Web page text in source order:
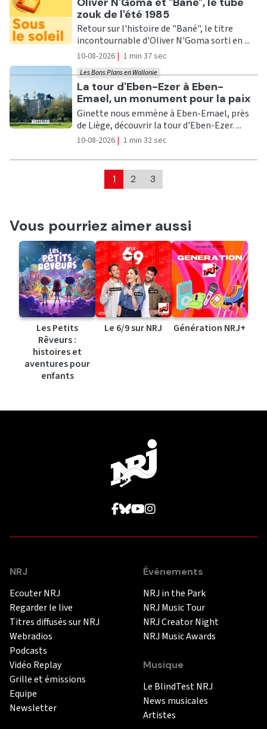
zouk de l'été 1985
Retour sur l'histoire de "Bané", le titre
incontournable d'Oliver N'Goma sorti en ...
10-08-2026 | 1 min 37 sec
Ecouter
La tour d'Eben-Ezer à Eben-
Emael, un monument pour la paix
Les Bons Plans en Wallonie
Ginette nous emmène à Eben-Emael, près
de Liège, découvrir la tour d'Eben-Ezer. ...
10-08-2026 | 1 min 32 sec
1 2 3
Vous pourriez aimer aussi
Les Petits
Rêveurs :
histoires et
aventures pour
enfants
Le 6/9 sur NRJ Génération NRJ+
NRJ
Ecouter NRJ
Regarder le live
Titres diffusés sur NRJ
Webradios
Podcasts
Vidéo Replay
Grille et émissions
Equipe
Newsletter
Événements
NRJ in the Park
NRJ Music Tour
NRJ Creator Night
NRJ Music Awards
Musique
Le BlindTest NRJ
News musicales
Artistes